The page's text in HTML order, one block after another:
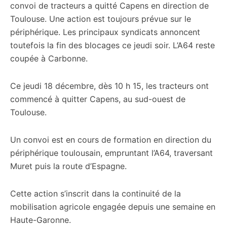
convoi de tracteurs a quitté Capens en direction de
Toulouse. Une action est toujours prévue sur le
périphérique. Les principaux syndicats annoncent
toutefois la fin des blocages ce jeudi soir. L’A64 reste
coupée à Carbonne.
Ce jeudi 18 décembre, dès 10 h 15, les tracteurs ont
commencé à quitter Capens, au sud-ouest de
Toulouse.
Un convoi est en cours de formation en direction du
périphérique toulousain, empruntant l’A64, traversant
Muret puis la route d’Espagne.
Cette action s’inscrit dans la continuité de la
mobilisation agricole engagée depuis une semaine en
Haute-Garonne.